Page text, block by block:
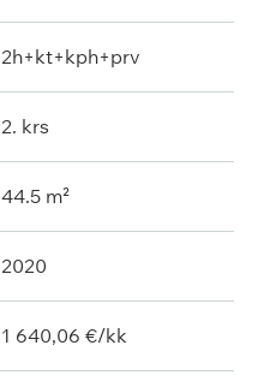
2h+kt+kph+prv
2. krs
44.5 m²
2020
1 640,06 €/kk